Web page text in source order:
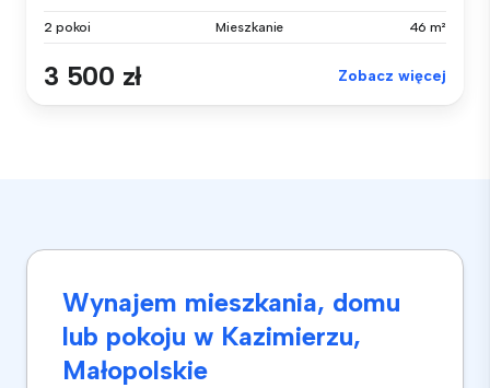
2 pokoi Mieszkanie 46 m²
3 500 zł Zobacz więcej
Wynajem mieszkania, domu
lub pokoju w Kazimierzu,
Małopolskie